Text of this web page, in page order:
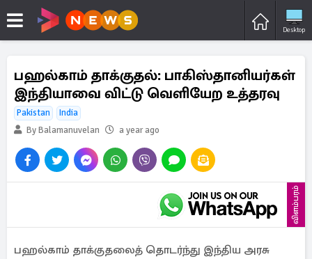
Desktop
பஹல்காம் தாக்குதல்: பாகிஸ்தானியர்கள்
இந்தியாவை விட்டு வெளியேற உத்தரவு
Pakistan
India
By Balamanuvelan
a year ago
விளம்பரம்
பஹல்காம் தாக்குதலைத் தொடர்ந்து இந்திய அரசு